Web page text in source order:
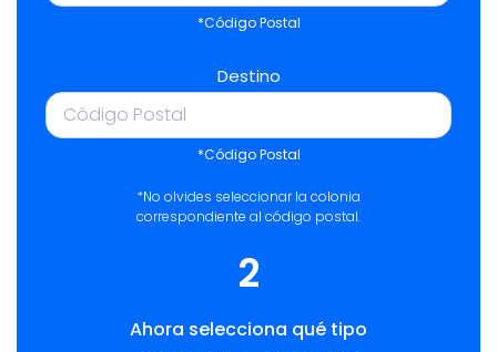
*Código Postal
Destino
*Código Postal
*No olvides seleccionar la colonia
correspondiente al código postal.
2
Ahora selecciona qué tipo